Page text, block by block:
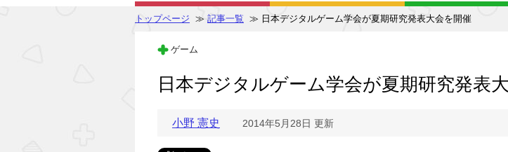
トップページ ≫ 記事一覧 ≫ 日本デジタルゲーム学会が夏期研究発表大会を開催
ゲーム
日本デジタルゲーム学会が夏期研究発表
小野 憲史 2014年5月28日 更新